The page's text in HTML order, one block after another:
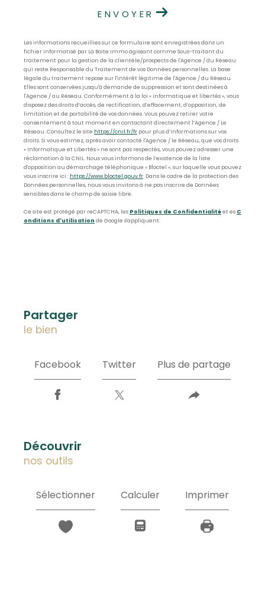
ENVOYER
Les informations recueillies sur ce formulaire sont enregistrées dans un
fichier informatisé par La Boite Immo agissant comme Sous-traitant du
traitement pour la gestion de la clientèle/prospects de l'Agence / du Réseau
qui reste Responsable du Traitement de vos Données personnelles. La base
légale du traitement repose sur l'intérêt légitime de l'Agence / du Réseau.
Elles sont conservées jusqu'à demande de suppression et sont destinées à
l'Agence / au Réseau. Conformément à la loi « informatique et libertés », vous
disposez des droits d’accès, de rectification, d’effacement, d’opposition, de
limitation et de portabilité de vos données. Vous pouvez retirer votre
consentement à tout moment en contactant directement l’Agence / Le
Réseau. Consultez le site https://cnil.fr/fr pour plus d’informations sur vos
droits. Si vous estimez, après avoir contacté l'Agence / le Réseau, que vos droits
« Informatique et Libertés » ne sont pas respectés, vous pouvez adresser une
réclamation à la CNIL. Nous vous informons de l’existence de la liste
d'opposition au démarchage téléphonique « Bloctel », sur laquelle vous pouvez
vous inscrire ici : https://www.bloctel.gouv.fr. Dans le cadre de la protection des
Données personnelles, nous vous invitons à ne pas inscrire de Données
sensibles dans le champ de saisie libre.
Ce site est protégé par reCAPTCHA, les Politiques de Confidentialitéet es C
onditions d'utilisation de Google s'appliquent.
partager
le bien
Facebook Twitter Plus de partage
découvrir
nos outils
Sélectionner Calculer Imprimer